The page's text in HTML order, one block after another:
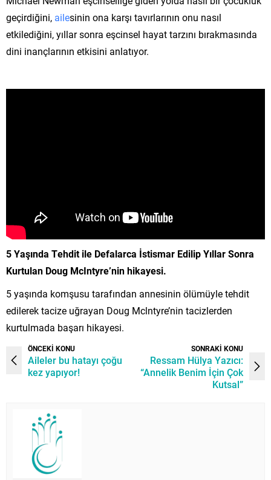
geçirdiğini, ailesinin ona karşı tavırlarının onu nasıl
etkilediğini, yıllar sonra eşcinsel hayat tarzını bırakmasında
dini inançlarının etkisini anlatıyor.
5 Yaşında Tehdit ile Defalarca İstismar Edilip Yıllar Sonra
Kurtulan Doug McIntyre’nin hikayesi.
5 yaşında komşusu tarafından annesinin ölümüyle tehdit
edilerek tacize uğrayan Doug Mclntyre’nin tacizlerden
kurtulmada başarı hikayesi.
ÖNCEKİ KONU
Aileler bu hatayı çoğu
kez yapıyor!
SONRAKİ KONU
Ressam Hülya Yazıcı:
“Annelik Benim İçin Çok
Kutsal”